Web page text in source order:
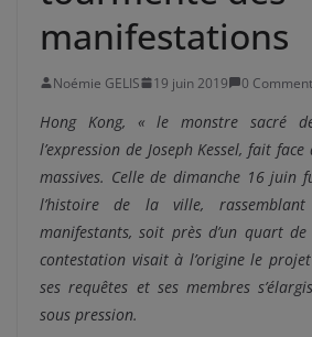
manifestations
Noémie GELIS 19 juin 2019 0
Hong Kong, « le monstre sacré
l’expression de Joseph Kessel, fait
massives. Celle de dimanche 16 juin
l’histoire de la ville,
manifestants, soit près d’un quart
contestation visait à l’origine le
ses requêtes et ses membres
sous pression.